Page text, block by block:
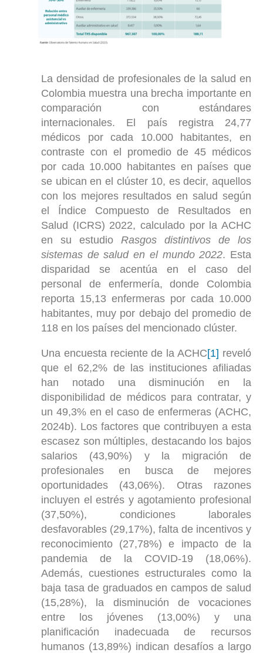
La densidad de profesionales de la salud en
Colombia muestra una brecha importante en
comparación con estándares
internacionales. El país registra 24,77
médicos por cada 10.000 habitantes, en
contraste con el promedio de 45 médicos
por cada 10.000 habitantes en países que
se ubican en el clúster 10, es decir, aquellos
con los mejores resultados en salud según
el Índice Compuesto de Resultados en
Salud (ICRS) 2022, calculado por la ACHC
en su estudio Rasgos distintivos de los
sistemas de salud en el mundo 2022. Esta
disparidad se acentúa en el caso del
personal de enfermería, donde Colombia
reporta 15,13 enfermeras por cada 10.000
habitantes, muy por debajo del promedio de
118 en los países del mencionado clúster.
Una encuesta reciente de la ACHC[1] reveló
que el 62,2% de las instituciones afiliadas
han notado una disminución en la
disponibilidad de médicos para contratar, y
un 49,3% en el caso de enfermeras (ACHC,
2024b). Los factores que contribuyen a esta
escasez son múltiples, destacando los bajos
salarios (43,90%) y la migración de
profesionales en busca de mejores
oportunidades (43,06%). Otras razones
incluyen el estrés y agotamiento profesional
(37,50%), condiciones laborales
desfavorables (29,17%), falta de incentivos y
reconocimiento (27,78%) e impacto de la
pandemia de la COVID-19 (18,06%).
Además, cuestiones estructurales como la
baja tasa de graduados en campos de salud
(15,28%), la disminución de vocaciones
entre los jóvenes (13,00%) y una
planificación inadecuada de recursos
humanos (13,89%) indican desafíos a largo